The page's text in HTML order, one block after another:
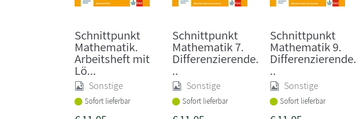
Schnittpunkt
Mathematik.
Arbeitsheft mit
Lö...
Sonstige
Sofort lieferbar
Schnittpunkt
Mathematik 7.
Differenzierende.
..
Sonstige
Sofort lieferbar
Schnittpunkt
Mathematik 9.
Differenzierende.
..
Sonstige
Sofort lieferbar